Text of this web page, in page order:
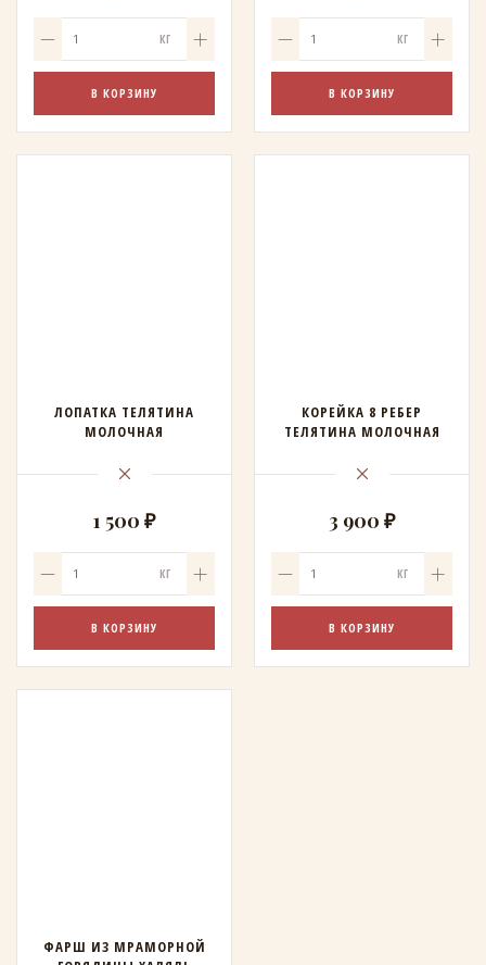
КГ
В КОРЗИНУ
КГ
В КОРЗИНУ
ЛОПАТКА ТЕЛЯТИНА
МОЛОЧНАЯ
1 500 ₽
КГ
В КОРЗИНУ
КОРЕЙКА 8 РЕБЕР
ТЕЛЯТИНА МОЛОЧНАЯ
3 900 ₽
КГ
В КОРЗИНУ
ФАРШ ИЗ МРАМОРНОЙ